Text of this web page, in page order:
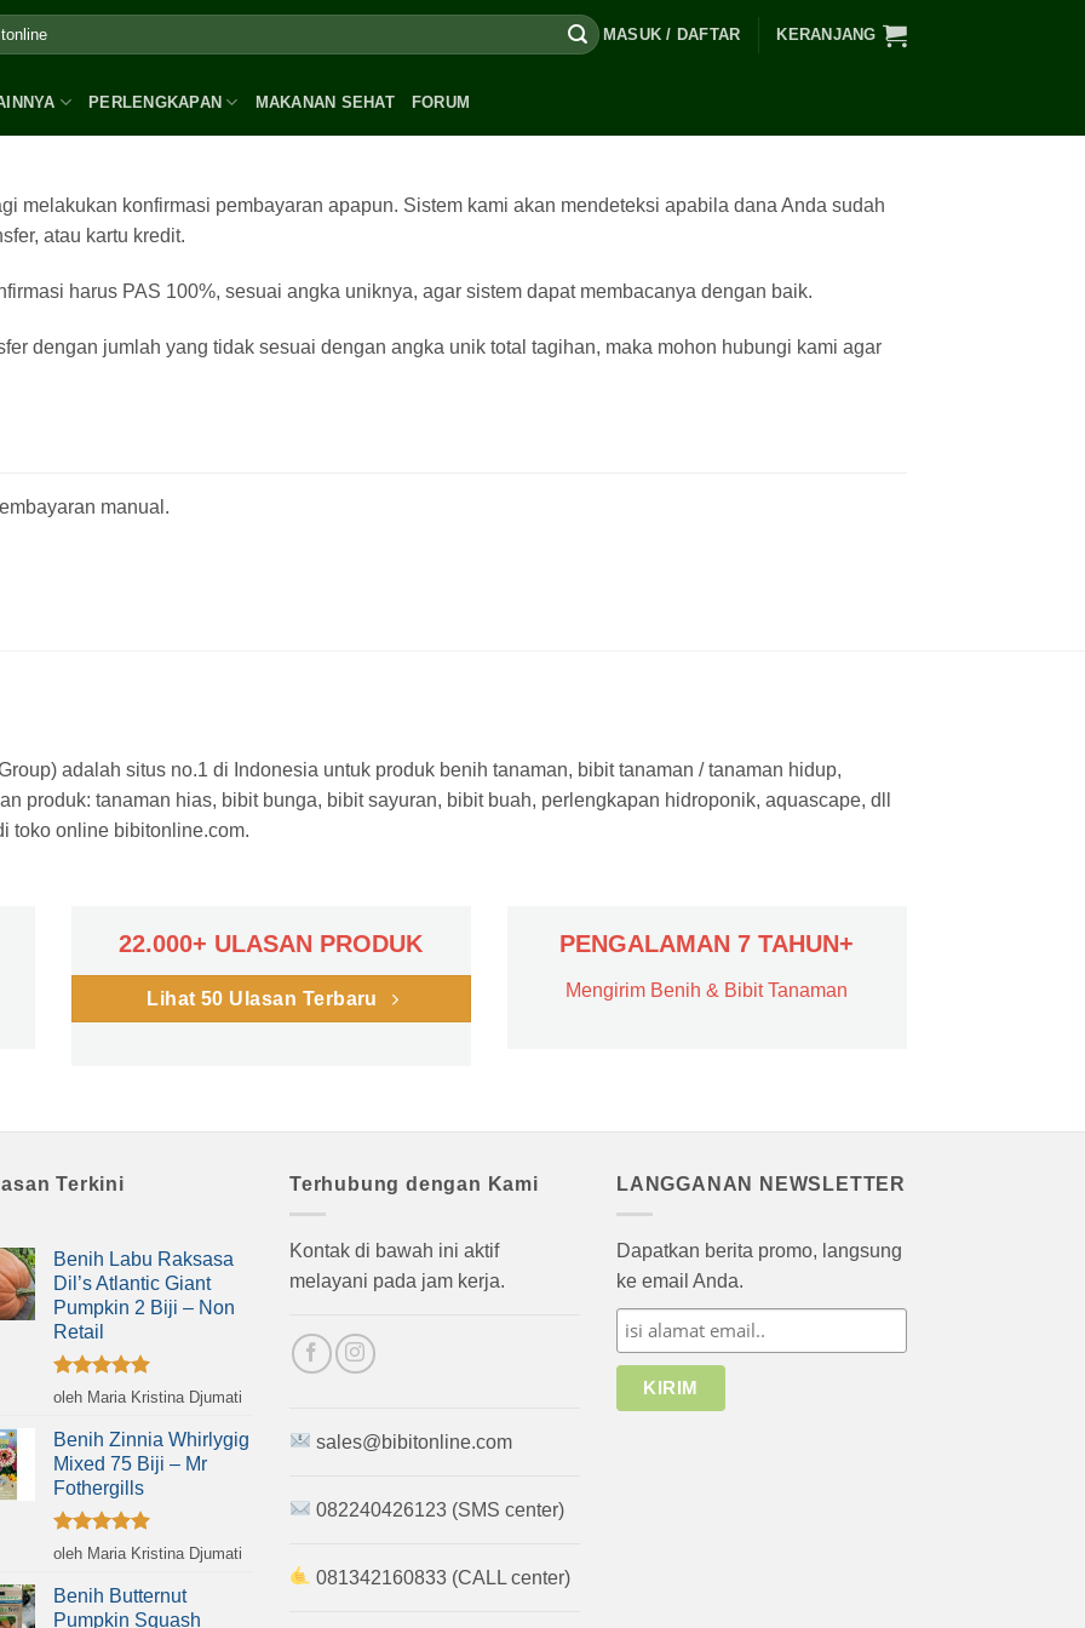
MASUK / DAFTAR KERANJANG
PERLENGKAPAN MAKANAN SEHAT FORUM
melakukan konfirmasi pembayaran apapun. Sistem kami akan mendeteksi apabila dana Anda sudah
atau kartu kredit.
harus PAS 100%, sesuai angka uniknya, agar sistem dapat membacanya dengan baik.
dengan jumlah yang tidak sesuai dengan angka unik total tagihan, maka mohon hubungi kami agar
manual.
adalah situs no.1 di Indonesia untuk produk benih tanaman, bibit tanaman / tanaman hidup,
produk: tanaman hias, bibit bunga, bibit sayuran, bibit buah, perlengkapan hidroponik, aquascape, dll
toko online bibitonline.com.
22.000+ ULASAN PRODUK
Lihat 50 Ulasan Terbaru
PENGALAMAN 7 TAHUN+
Mengirim Benih & Bibit Tanaman
Terkini
Benih Labu Raksasa
Dil’s Atlantic Giant
Pumpkin 2 Biji – Non
Retail
Dinilai5
oleh Maria Kristina Djumati
Benih Zinnia Whirlygig
Mixed 75 Biji – Mr
Fothergills
Dinilai5
oleh Maria Kristina Djumati
Benih Butternut
Pumpkin Squash
Terhubung dengan Kami
Kontak di bawah ini aktif
melayani pada jam kerja.
sales@bibitonline.com
082240426123 (SMS center)
081342160833 (CALL center)
LANGGANAN NEWSLETTER
Dapatkan berita promo, langsung
ke email Anda.